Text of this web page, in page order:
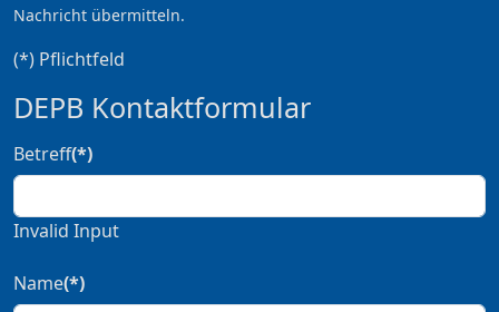
Nachricht übermitteln.
(*) Pflichtfeld
DEPB Kontaktformular
Betreff(*)
Invalid Input
Name(*)